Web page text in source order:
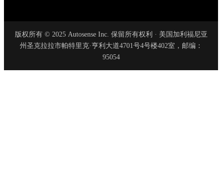
版权所有 © 2025 Autosense Inc. 保留所有权利 · 美国加利福尼亚
州圣克拉拉市帕特里克·亨利大道4701号4号楼402室，邮编：
95054